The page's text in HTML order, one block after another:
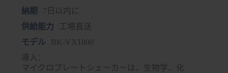
納期
7日以内に
供給能力
工場直送
モデル
BK-VX1800
導入：
マイクロプレートシェーカーは、生物学、化